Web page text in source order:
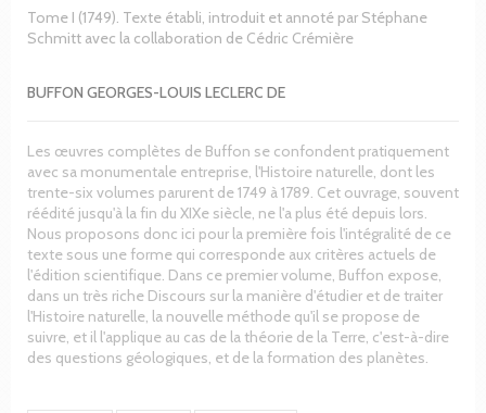
Tome I (1749). Texte établi, introduit et annoté par Stéphane
Schmitt avec la collaboration de Cédric Crémière
BUFFON GEORGES-LOUIS LECLERC DE
Les œuvres complètes de Buffon se confondent pratiquement
avec sa monumentale entreprise, l'Histoire naturelle, dont les
trente-six volumes parurent de 1749 à 1789. Cet ouvrage, souvent
réédité jusqu'à la fin du XIXe siècle, ne l'a plus été depuis lors.
Nous proposons donc ici pour la première fois l'intégralité de ce
texte sous une forme qui corresponde aux critères actuels de
l'édition scientifique. Dans ce premier volume, Buffon expose,
dans un très riche Discours sur la manière d'étudier et de traiter
l'Histoire naturelle, la nouvelle méthode qu'il se propose de
suivre, et il l'applique au cas de la théorie de la Terre, c'est-à-dire
des questions géologiques, et de la formation des planètes.